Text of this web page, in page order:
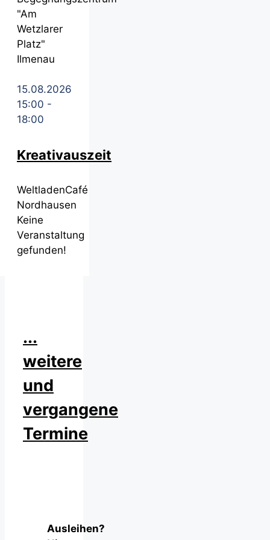
"Am
Wetzlarer
Platz"
Ilmenau
15.08.2026
15:00 -
18:00
Kreativauszeit
WeltladenCafé
Nordhausen
Keine
Veranstaltung
gefunden!
...
weitere
und
vergangene
Termine
Ausleihen?